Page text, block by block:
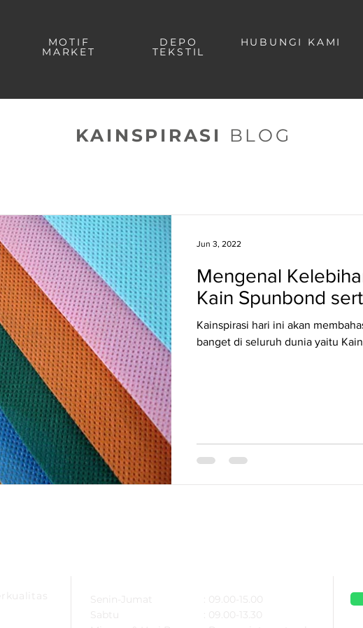
MOTIF
MARKET
DEPO
TEKSTIL
HUBUNGI KAMI
KAINSPIRASI BLOG
Mengenal
Kain Spunbond
Kainspirasi hari ini akan
banget di seluruh dunia yaitu
Jun 3, 2022
Senin-Jumat
Sabtu
: 09.00-15.00
: 09.00-13.30